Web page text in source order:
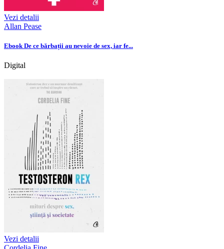
Vezi detalii
Allan Pease
Ebook De ce bărbații au nevoie de sex, iar fe...
Digital
Vezi detalii